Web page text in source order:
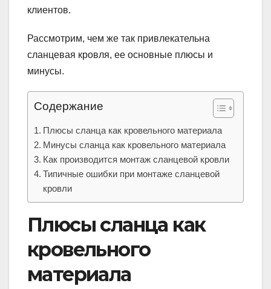
клиентов.
Рассмотрим, чем же так привлекательна
сланцевая кровля, ее основные плюсы и
минусы.
Содержание
Плюсы сланца как кровельного материала
Минусы сланца как кровельного материала
Как производится монтаж сланцевой кровли
Типичные ошибки при монтаже сланцевой
кровли
Плюсы сланца как
кровельного
материала